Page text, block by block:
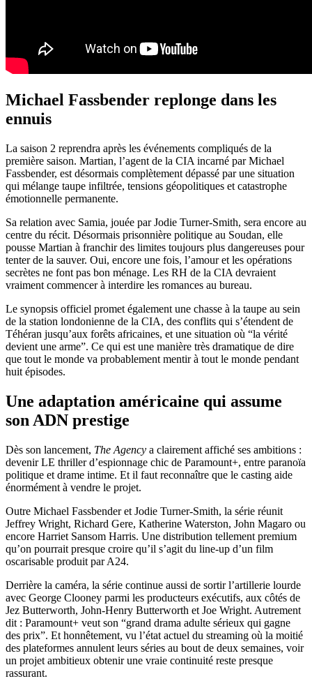
Michael Fassbender replonge dans les
ennuis
La saison 2 reprendra après les événements compliqués de la
première saison. Martian, l’agent de la CIA incarné par Michael
Fassbender, est désormais complètement dépassé par une situation
qui mélange taupe infiltrée, tensions géopolitiques et catastrophe
émotionnelle permanente.
Sa relation avec Samia, jouée par Jodie Turner-Smith, sera encore au
centre du récit. Désormais prisonnière politique au Soudan, elle
pousse Martian à franchir des limites toujours plus dangereuses pour
tenter de la sauver. Oui, encore une fois, l’amour et les opérations
secrètes ne font pas bon ménage. Les RH de la CIA devraient
vraiment commencer à interdire les romances au bureau.
Le synopsis officiel promet également une chasse à la taupe au sein
de la station londonienne de la CIA, des conflits qui s’étendent de
Téhéran jusqu’aux forêts africaines, et une situation où “la vérité
devient une arme”. Ce qui est une manière très dramatique de dire
que tout le monde va probablement mentir à tout le monde pendant
huit épisodes.
Une adaptation américaine qui assume
son ADN prestige
Dès son lancement, The Agency a clairement affiché ses ambitions :
devenir LE thriller d’espionnage chic de Paramount+, entre paranoïa
politique et drame intime. Et il faut reconnaître que le casting aide
énormément à vendre le projet.
Outre Michael Fassbender et Jodie Turner-Smith, la série réunit
Jeffrey Wright, Richard Gere, Katherine Waterston, John Magaro ou
encore Harriet Sansom Harris. Une distribution tellement premium
qu’on pourrait presque croire qu’il s’agit du line-up d’un film
oscarisable produit par A24.
Derrière la caméra, la série continue aussi de sortir l’artillerie lourde
avec George Clooney parmi les producteurs exécutifs, aux côtés de
Jez Butterworth, John-Henry Butterworth et Joe Wright. Autrement
dit : Paramount+ veut son “grand drama adulte sérieux qui gagne
des prix”. Et honnêtement, vu l’état actuel du streaming où la moitié
des plateformes annulent leurs séries au bout de deux semaines, voir
un projet ambitieux obtenir une vraie continuité reste presque
rassurant.